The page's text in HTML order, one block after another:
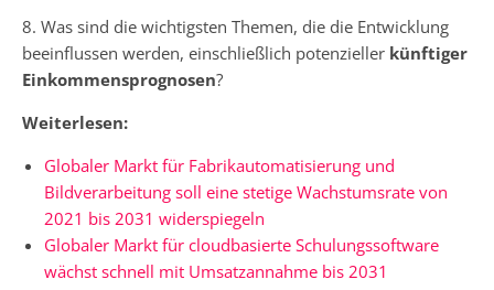
8. Was sind die wichtigsten Themen, die die Entwicklung
beeinflussen werden, einschließlich potenzieller künftiger
Einkommensprognosen?
Weiterlesen:
Globaler Markt für Fabrikautomatisierung und
Bildverarbeitung soll eine stetige Wachstumsrate von
2021 bis 2031 widerspiegeln
Globaler Markt für cloudbasierte Schulungssoftware
wächst schnell mit Umsatzannahme bis 2031